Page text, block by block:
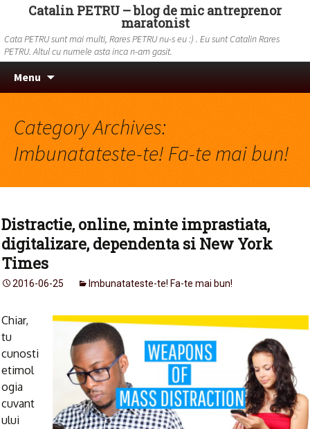
Catalin PETRU – blog de mic antreprenor
maratonist
Cata PETRU sunt mai multi, Rares PETRU nu-s eu :) . Eu sunt Catalin Rares
PETRU. Altul cu numele asta inca n-am gasit.
Menu
Category Archives:
Imbunatateste-te! Fa-te mai bun!
Distractie, online, minte imprastiata,
digitalizare, dependenta si New York
Times
2016-06-25 Imbunatateste-te! Fa-te mai bun!
Chiar,
tu
cunosti
etimol
ogia
cuvant
ului